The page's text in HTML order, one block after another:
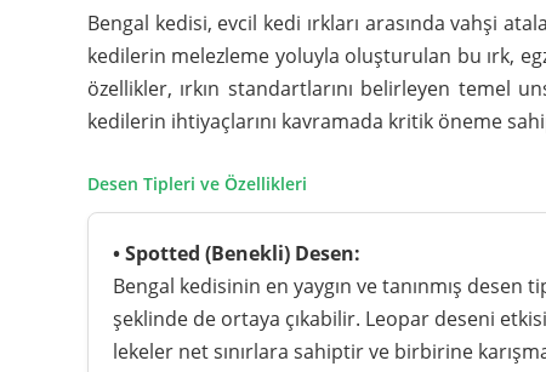
Bengal kedisi, evcil kedi ırkları arasında vahşi
kedilerin melezleme yoluyla oluşturulan bu ırk,
özellikler, ırkın standartlarını belirleyen temel
kedilerin ihtiyaçlarını kavramada kritik öneme
Desen Tipleri ve Özellikleri
• Spotted (Benekli) Desen:
Bengal kedisinin en yaygın ve tanınmış
şeklinde de ortaya çıkabilir. Leopar deseni
lekeler net sınırlara sahiptir ve birbirine